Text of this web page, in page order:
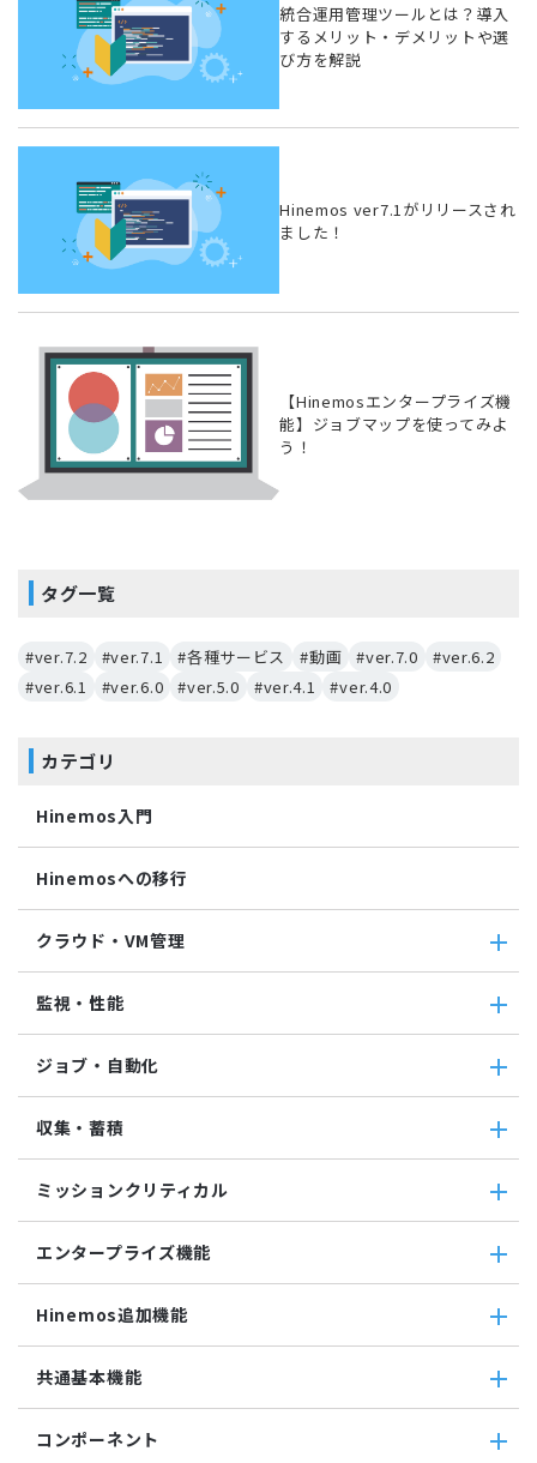
統合運用管理ツールとは？導入
するメリット・デメリットや選
び方を解説
Hinemos ver7.1がリリースされ
ました！
【Hinemosエンタープライズ機
能】ジョブマップを使ってみよ
う！
タグ一覧
#ver.7.2 #ver.7.1 #各種サービス #動画 #ver.7.0
#ver.6.2
#ver.6.1
#ver.6.0 #ver.5.0 #ver.4.1 #ver.4.0
カテゴリ
Hinemos入門
Hinemosへの移行
クラウド・VM管理
クラウド・VM共通
クラウド管理機能(AWS)
VM管理機能
監視・性能
パケットキャプチャ監視
カスタムトラップ監視
カスタム監視
バイナリファイル監視
収集値統合監視
ログ件数監視
システムログ監視
JMX監視
SQL監視
SNMPTRAP監視
SNMP監視
HTTPシナリオ監視
ジョブ・自動化
ジョブ機能全般について
コマンドジョブ
ファイル転送ジョブ
参照ジョブ
環境構築機能
実行契機
ファイルチェックジョブ
監視ジョブ
承認ジョブ
収集・蓄積
転送
ダウンロード
検索
蓄積
収集
ミッションクリティカル
ミッションクリティカル（Linux）
ミッションクリティカル（Windows）
エンタープライズ機能
インシデント管理連携ツール
Grafana
ユーティリティ機能
レポーティング
ノードマップ
Hinemos追加機能
Hinemosインシデントダッシュボード
メッセージフィルタ
Hinemosセキュリティオプション
共通基本機能
セルフチェック
コンポーネント